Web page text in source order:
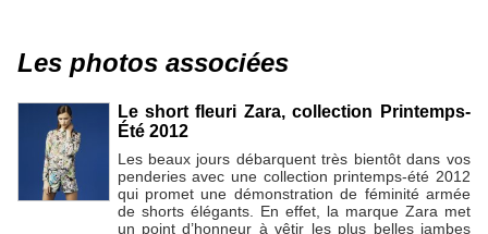
Les photos associées
Le short fleuri Zara, collection Printemps-
Été 2012
Les beaux jours débarquent très bientôt dans vos
penderies avec une collection printemps-été 2012
qui promet une démonstration de féminité armée
de shorts élégants. En effet, la marque Zara met
un point d’honneur à vêtir les plus belles jambes